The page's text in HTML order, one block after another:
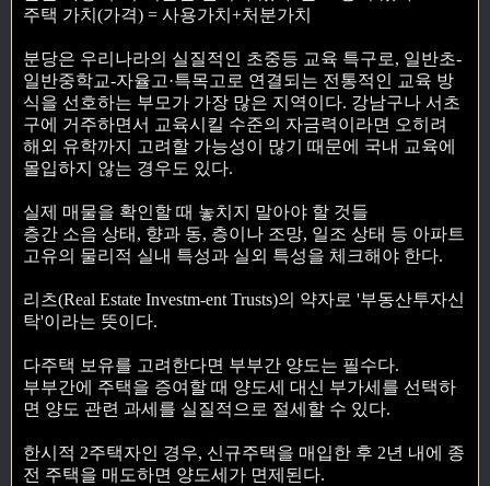
주택 가치(가격) = 사용가치+처분가치
분당은 우리나라의 실질적인 초중등 교육 특구로, 일반초-
일반중학교-자율고·특목고로 연결되는 전통적인 교육 방
식을 선호하는 부모가 가장 많은 지역이다. 강남구나 서초
구에 거주하면서 교육시킬 수준의 자금력이라면 오히려
해외 유학까지 고려할 가능성이 많기 때문에 국내 교육에
몰입하지 않는 경우도 있다.
실제 매물을 확인할 때 놓치지 말아야 할 것들
층간 소음 상태, 향과 동, 층이나 조망, 일조 상태 등 아파트
고유의 물리적 실내 특성과 실외 특성을 체크해야 한다.
리츠(Real Estate Investm-ent Trusts)의 약자로 '부동산투자신
탁'이라는 뜻이다.
다주택 보유를 고려한다면 부부간 양도는 필수다.
부부간에 주택을 증여할 때 양도세 대신 부가세를 선택하
면 양도 관련 과세를 실질적으로 절세할 수 있다.
한시적 2주택자인 경우, 신규주택을 매입한 후 2년 내에 종
전 주택을 매도하면 양도세가 면제된다.